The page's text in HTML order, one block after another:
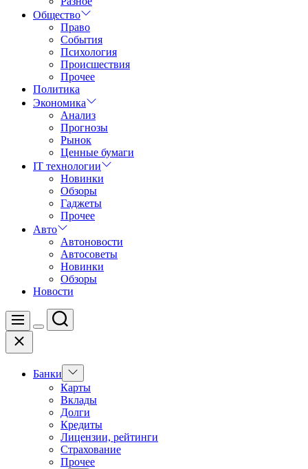
Общество
Право
События
Психология
Происшествия
Прочее
Политика
Экономика
Анализ
Прогнозы
Рынок
Ценные бумаги
IT технологии
Новинки
Обзоры
Гаджеты
Прочее
Авто
Автоновости
Автосоветы
Новинки
Обзоры
Новости
Меню
Цвет
Поиск
Закрыть
Банки
Показать
подменю
Карты
Вклады
Долги
Кредиты
Лицензии, рейтинги
Страхование
Прочее